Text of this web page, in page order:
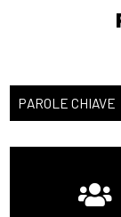
PAROLE CHIAVE